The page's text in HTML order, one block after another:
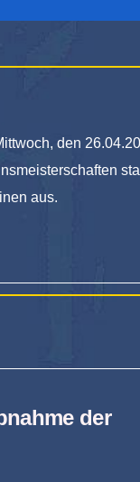
den
aus.
der